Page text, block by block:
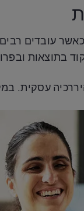
עובדים
עסקית.